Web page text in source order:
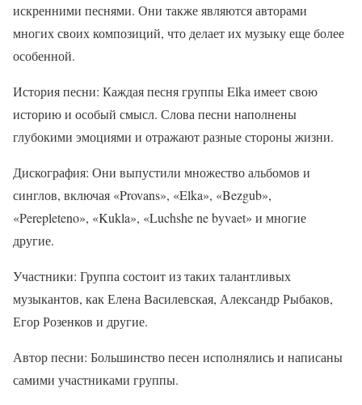
искренними песнями. Они также являются авторами
многих своих композиций, что делает их музыку еще более
особенной.
История песни: Каждая песня группы Elka имеет свою
историю и особый смысл. Слова песни наполнены
глубокими эмоциями и отражают разные стороны жизни.
Дискография: Они выпустили множество альбомов и
синглов, включая «Provans», «Elka», «Bezgub»,
«Perepleteno», «Kukla», «Luchshe ne byvaet» и многие
другие.
Участники: Группа состоит из таких талантливых
музыкантов, как Елена Василевская, Александр Рыбаков,
Егор Розенков и другие.
Автор песни: Большинство песен исполнялись и написаны
самими участниками группы.